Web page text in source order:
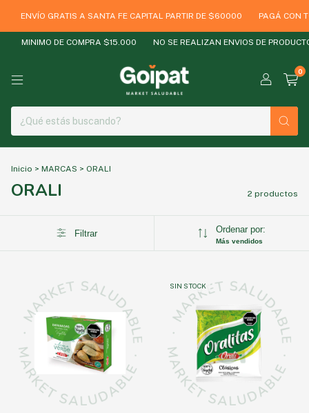
ENVÍO GRATIS A SANTA FE CAPITAL PARTIR DE $60000 PAGÁ CON
MINIMO DE COMPRA $15.000 NO SE REALIZAN ENVIOS DE
0
Inicio > MARCAS > ORALI
ORALI 2 productos
Filtrar Ordenar por:
Más vendidos
SIN STOCK